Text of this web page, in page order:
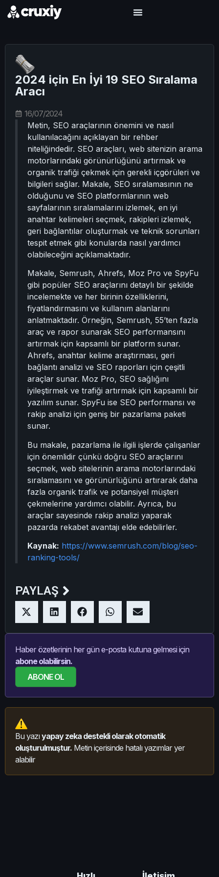
2024 için En İyi 19 SEO Sıralama
Aracı
16/07/2024
Metin, SEO araçlarının önemini ve nasıl
kullanılacağını açıklayan bir rehber
niteliğindedir. SEO araçları, web sitenizin arama
motorlarındaki görünürlüğünü artırmak ve
organik trafiği çekmek için gerekli içgörüleri ve
bilgileri sağlar. Makale, SEO sıralamasının ne
olduğunu ve SEO platformlarının web
sayfalarının sıralamalarını izlemek, en iyi
anahtar kelimeleri seçmek, rakipleri izlemek,
geri bağlantılar oluşturmak ve teknik sorunları
tespit etmek gibi konularda nasıl yardımcı
olabileceğini açıklamaktadır.
Makale, Semrush, Ahrefs, Moz Pro ve SpyFu
gibi popüler SEO araçlarını detaylı bir şekilde
incelemekte ve her birinin özelliklerini,
fiyatlandırmasını ve kullanım alanlarını
anlatmaktadır. Örneğin, Semrush, 55’ten fazla
araç ve rapor sunarak SEO performansını
artırmak için kapsamlı bir platform sunar.
Ahrefs, anahtar kelime araştırması, geri
bağlantı analizi ve SEO raporları için çeşitli
araçlar sunar. Moz Pro, SEO sağlığını
iyileştirmek ve trafiği artırmak için kapsamlı bir
yazılım sunar. SpyFu ise SEO performansı ve
rakip analizi için geniş bir pazarlama paketi
sunar.
Bu makale, pazarlama ile ilgili işlerde çalışanlar
için önemlidir çünkü doğru SEO araçlarını
seçmek, web sitelerinin arama motorlarındaki
sıralamasını ve görünürlüğünü artırarak daha
fazla organik trafik ve potansiyel müşteri
çekmelerine yardımcı olabilir. Ayrıca, bu
araçlar sayesinde rakip analizi yaparak
pazarda rekabet avantajı elde edebilirler.
Kaynak: https://www.semrush.com/blog/seo-
ranking-tools/
PAYLAŞ
Haber özetlerinin her gün e-posta kutuna gelmesi için
abone olabilirsin.
ABONE OL
Bu yazıyapay zeka destekli olarak otomatik
oluşturulmuştur. Metin içerisinde hatalı yazımlar yer
alabilir